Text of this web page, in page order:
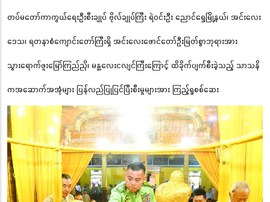
တပ်မတော်ကာကွယ်ရေးဦးစီးချုပ် ဗိုလ်ချုပ်ကြီး ရဲဝင်းဦး ညောင်ရွှေမြို့နယ်၊ အင်းလေး
ဒေသ၊ ရတနာစံကျောင်းတော်ကြီးရှိ အင်းလေးဖောင်တော်ဦးမြတ်စွာဘုရားအား
သွားရောက်ဖူးမြော်ကြည်ညို၊ မန္တလေးငလျင်ကြီးကြောင့် ထိခိုက်ပျက်စီးခဲ့သည့် သာသနိ
ကအဆောက်အအုံများ ပြန်လည်ပြုပြင်ပြီးစီးမှုများအား ကြည့်ရှုစစ်ဆေး